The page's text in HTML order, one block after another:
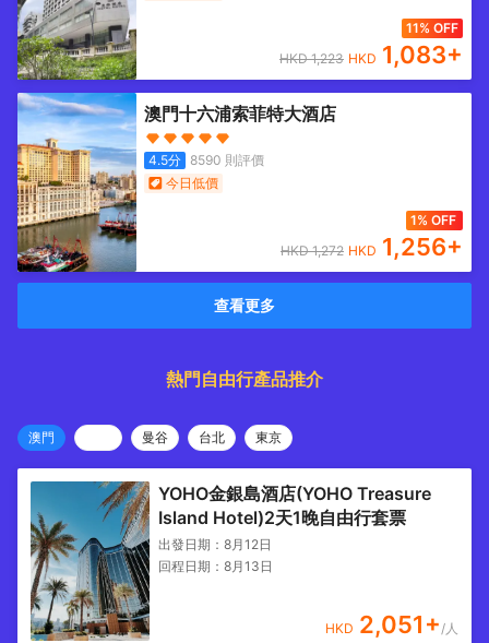
11% OFF
HKD1,223 HKD 1,083+
澳門十六浦索菲特大酒店
4.5分 8590 則評價
今日低價
1% OFF
HKD1,272 HKD 1,256+
查看更多
熱門自由行產品推介
澳門 曼谷 台北 東京
YOHO金銀島酒店(YOHO Treasure
Island Hotel)2天1晚自由行套票
出發日期： 8月12日
回程日期： 8月13日
HKD 2,051+ /人